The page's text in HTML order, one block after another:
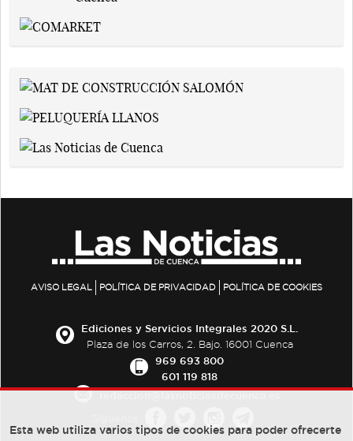
AVISO LEGAL POLÍTICA DE PRIVACIDAD POLÍTICA DE COOKIES
Ediciones y Servicios Integrales 2020 S.L.
Plaza de los Carros, 2. Bajo. 16001 Cuenca
969 693 800
601 119 818
Esta web utiliza varios tipos de cookies para poder ofrecerte